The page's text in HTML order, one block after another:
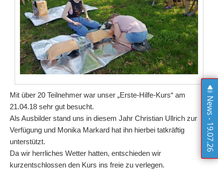
Mit über 20 Teilnehmer war unser „Erste-Hilfe-Kurs“ am
21.04.18 sehr gut besucht.
Als Ausbilder stand uns in diesem Jahr Christian Ullrich zur
Verfügung und Monika Markard hat ihn hierbei tatkräftig
unterstützt.
Da wir herrliches Wetter hatten, entschieden wir
kurzentschlossen den Kurs ins freie zu verlegen.
News - 19.07.26